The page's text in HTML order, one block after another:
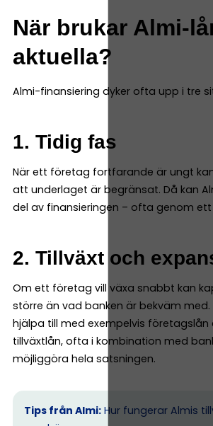
När brukar Almi-
aktuella?
Almi-finansiering dyker ofta upp i tre
1. Tidig fas
När ett företag fortfarande är ungt
att underlaget är begränsat. Då kan
del av finansieringen – ofta genom ett
2. Tillväxt och
Om ett företag vill växa snabbt kan
större än vad banken är bekväm med.
hjälpa till med exempelvis företagslån
tillväxtlån, ofta i kombination med
möjliggöra hela satsningen.
Tips från Almi: Hur fungerar Almis